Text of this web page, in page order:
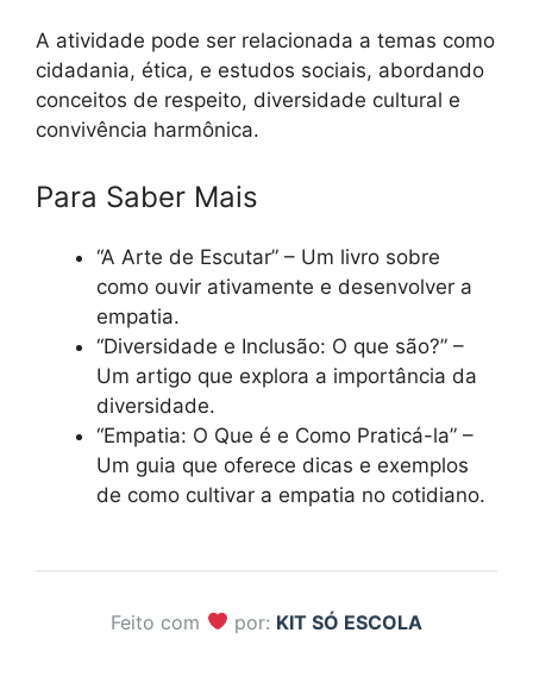
A atividade pode ser relacionada a temas como
cidadania, ética, e estudos sociais, abordando
conceitos de respeito, diversidade cultural e
convivência harmônica.
Para Saber Mais
“A Arte de Escutar” – Um livro sobre
como ouvir ativamente e desenvolver a
empatia.
“Diversidade e Inclusão: O que são?” –
Um artigo que explora a importância da
diversidade.
“Empatia: O Que é e Como Praticá-la” –
Um guia que oferece dicas e exemplos
de como cultivar a empatia no cotidiano.
Feito com por: KIT SÓ ESCOLA